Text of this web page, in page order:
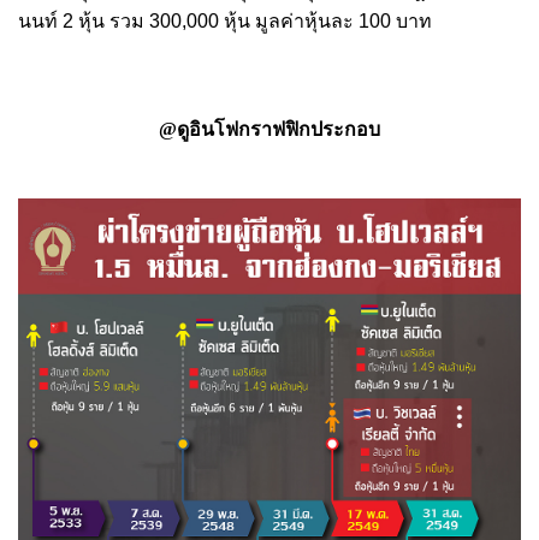
นนท์ 2 หุ้น รวม 300,000 หุ้น มูลค่าหุ้นละ 100 บาท
@ดูอินโฟกราฟฟิกประกอบ